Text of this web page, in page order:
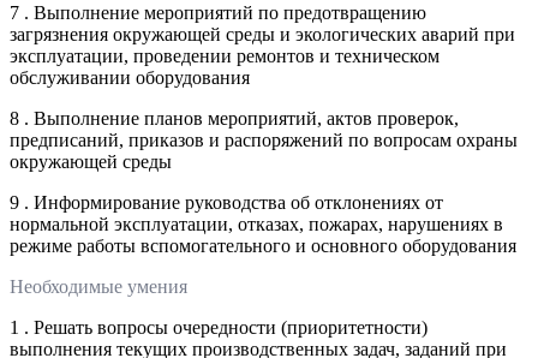
7 . Выполнение мероприятий по предотвращению
загрязнения окружающей среды и экологических аварий при
эксплуатации, проведении ремонтов и техническом
обслуживании оборудования
8 . Выполнение планов мероприятий, актов проверок,
предписаний, приказов и распоряжений по вопросам охраны
окружающей среды
9 . Информирование руководства об отклонениях от
нормальной эксплуатации, отказах, пожарах, нарушениях в
режиме работы вспомогательного и основного оборудования
Необходимые умения
1 . Решать вопросы очередности (приоритетности)
выполнения текущих производственных задач, заданий при